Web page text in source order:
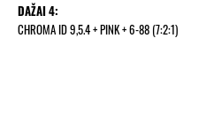
DAŽAI 4:
CHROMA ID 9,5.4 + PINK + 6-88 (7:2:1)